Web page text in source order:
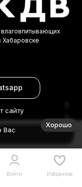
Войти Избранное
влаговпитывающих
Хабаровске
сайту
Вас
Хорошо